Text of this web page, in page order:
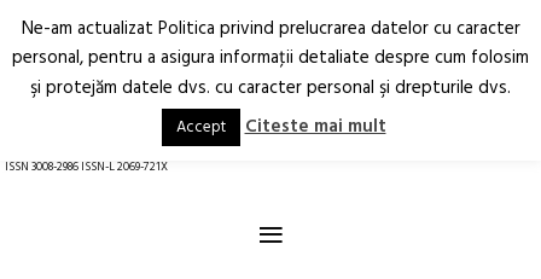
Arhitectură.
Oraș.
RO EN
ISSN 3008-2986 ISSN-L 2069-721X
≡
Ne-am actualizat Politica privind prelucrarea datelor cu caracter
personal, pentru a asigura informaţii detaliate despre cum folosim
şi protejăm datele dvs. cu caracter personal şi drepturile dvs.
Accept Citeste mai mult